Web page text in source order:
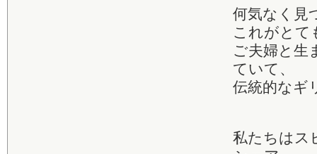
何気なく見
これがとて
ご夫婦と生
ていて、
伝統的なギ
私たちはス